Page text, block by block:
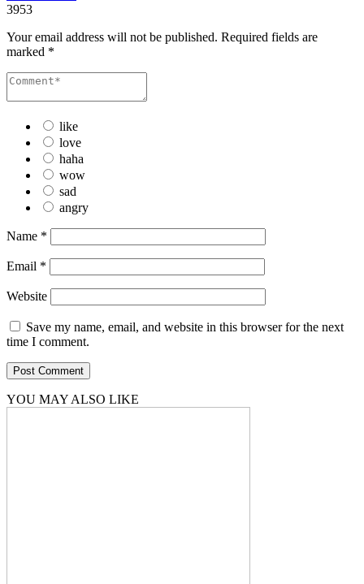
3953
Your email address will not be published. Required fields are
marked *
like
love
haha
wow
sad
angry
Name *
Email *
Website
Save my name, email, and website in this browser for the next
time I comment.
YOU MAY ALSO LIKE